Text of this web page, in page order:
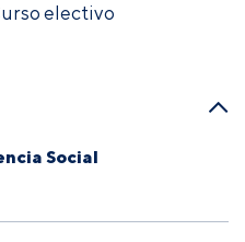
electivo
Social